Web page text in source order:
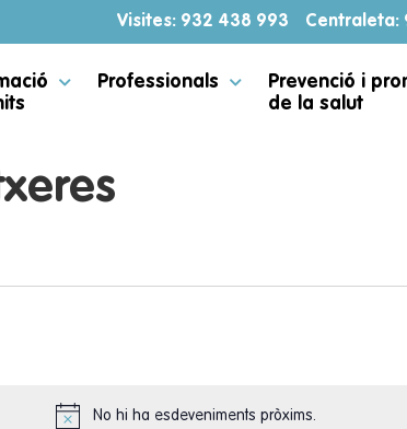
Visites: 932 438 993 Centraleta:
Professionals
Prevenció i
de la salut
No hi ha esdeveniments pròxims.